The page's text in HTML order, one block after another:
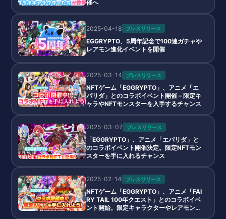
催へ
2025-04-18 プレスリリース
EGGRYPTO、5周年記念で100連ガチャや
レアモン進化イベントを開催
2025-03-14 プレスリリース
NFTゲーム「EGGRYPTO」、アニメ「エ
パリダ」とのコラボイベント開催 – 限定キ
ャラやNFTモンスターを入手するチャンス
2025-03-07 プレスリリース
「EGGRYPTO」、アニメ「エパリダ」と
のコラボイベント開催決定。限定NFTモン
スターを手に入れるチャンス
2025-02-14 プレスリリース
NFTゲーム「EGGRYPTO」、アニメ「FAI
RY TAIL 100年クエスト」とのコラボイベ
ント開始。限定キャラクターやレアモンが